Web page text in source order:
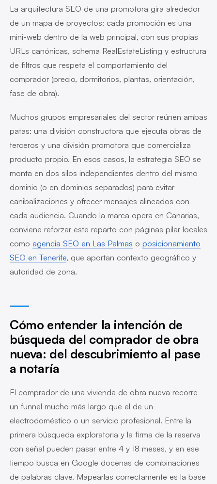
La arquitectura SEO de una promotora gira alrededor
de un mapa de proyectos: cada promoción es una
mini-web dentro de la web principal, con sus propias
URLs canónicas, schema RealEstateListing y estructura
de filtros que respeta el comportamiento del
comprador (precio, dormitorios, plantas, orientación,
fase de obra).
Muchos grupos empresariales del sector reúnen ambas
patas: una división constructora que ejecuta obras de
terceros y una división promotora que comercializa
producto propio. En esos casos, la estrategia SEO se
monta en dos silos independientes dentro del mismo
dominio (o en dominios separados) para evitar
canibalizaciones y ofrecer mensajes alineados con
cada audiencia. Cuando la marca opera en Canarias,
conviene reforzar este reparto con páginas pilar locales
como agencia SEO en Las Palmas o posicionamiento
SEO en Tenerife, que aportan contexto geográfico y
autoridad de zona.
Cómo entender la intención de
búsqueda del comprador de obra
nueva: del descubrimiento al pase
a notaría
El comprador de una vivienda de obra nueva recorre
un funnel mucho más largo que el de un
electrodoméstico o un servicio profesional. Entre la
primera búsqueda exploratoria y la firma de la reserva
con señal pueden pasar entre 4 y 18 meses, y en ese
tiempo busca en Google docenas de combinaciones
de palabras clave. Mapearlas correctamente es la base